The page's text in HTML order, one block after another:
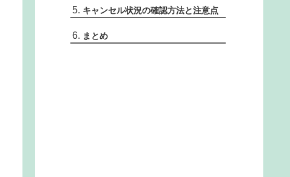
キャンセル状況の確認方法と注意点
まとめ